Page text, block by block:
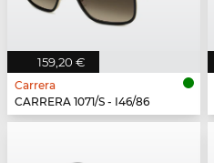
159,20 €
Carrera
CARRERA 1071/S - I46/86